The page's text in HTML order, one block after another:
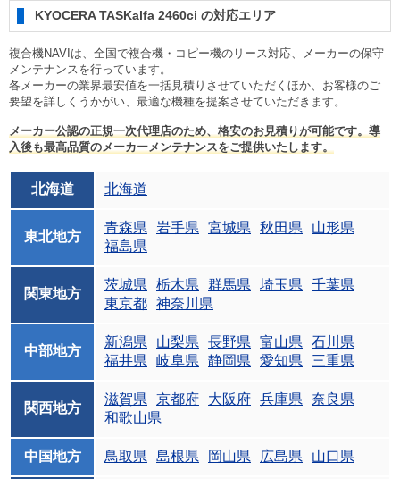
KYOCERA TASKalfa 2460ci の対応エリア
複合機NAVIは、全国で複合機・コピー機のリース対応、メーカーの保守
メンテナンスを行っています。
各メーカーの業界最安値を一括見積りさせていただくほか、お客様のご
要望を詳しくうかがい、最適な機種を提案させていただきます。
メーカー公認の正規一次代理店のため、格安のお見積りが可能です。導
入後も最高品質のメーカーメンテナンスをご提供いたします。
北海道 北海道
東北地方
青森県 岩手県 宮城県 秋田県
山形県
福島県
関東地方
茨城県 栃木県 群馬県 埼玉県
千葉県
東京都 神奈川県
中部地方
新潟県 山梨県 長野県 富山県
石川県
福井県
岐阜県 静岡県 愛知県 三重県
関西地方
滋賀県 京都府 大阪府 兵庫県
奈良県
和歌山県
中国地方 鳥取県 島根県 岡山県 広島県 山口県